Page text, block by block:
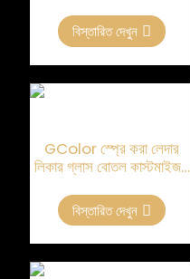
বিস্তারিত দেখুন
GColor স্প্রে করা লেদার
লিকার গ্লাস বোতল কাস্টমাইজড
বিস্তারিত দেখুন